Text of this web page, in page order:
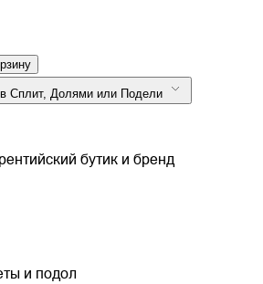
4 × 3237 ₽ в Сплит, Долями или Подели
бутик и бренд
и подол